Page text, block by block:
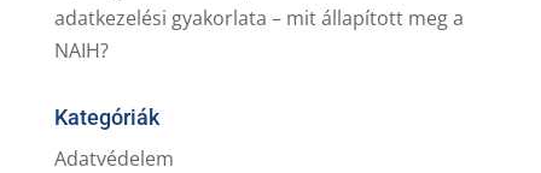
adatkezelési gyakorlata – mit állapított meg a
NAIH?
Kategóriák
Adatvédelem